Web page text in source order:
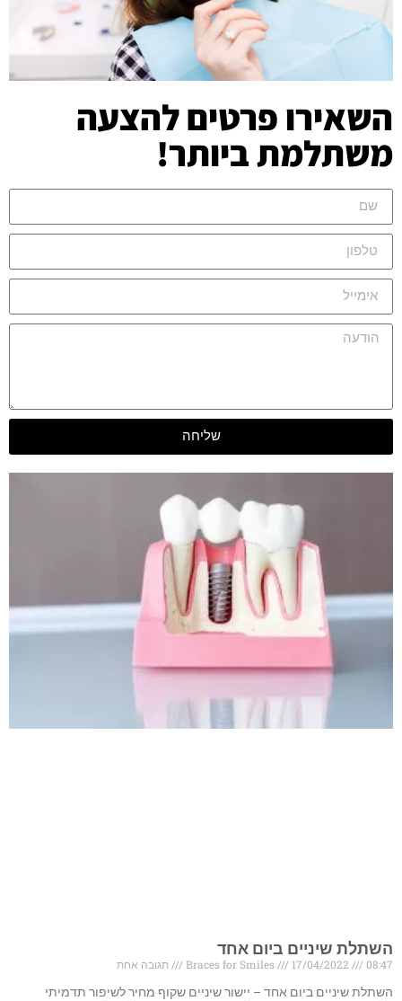
השאירו פרטים להצעה
משתלמת ביותר!
שליחה
השתלת שיניים ביום אחד
Braces for Smiles 17/04/2022 08:47
תגובה אחת
השתלת שיניים ביום אחד – יישור שיניים שקוף מחיר לשיפור תדמיתי